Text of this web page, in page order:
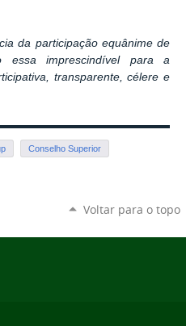
da participação equânime de
essa imprescindível para a
transparente, célere e
Conselho Superior
Voltar para o topo